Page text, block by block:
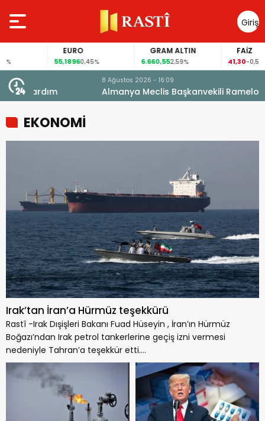
Giriş
Yap
EURO
55,18960,45%
GRAM ALTIN
6.660,552,59%
FAİZ
41,30-0,55%
8 Ağustos 2026 - 16:09
Almanya Meclis Başkanvekili Ramelow’dan PKK’liler
için af çağrısı
EKONOMİ
Irak’tan İran’a Hürmüz teşekkürü
Rastî -Irak Dışişleri Bakanı Fuad Hüseyin , İran’ın Hürmüz
Boğazı’ndan Irak petrol tankerlerine geçiş izni vermesi
nedeniyle Tahran’a teşekkür etti....